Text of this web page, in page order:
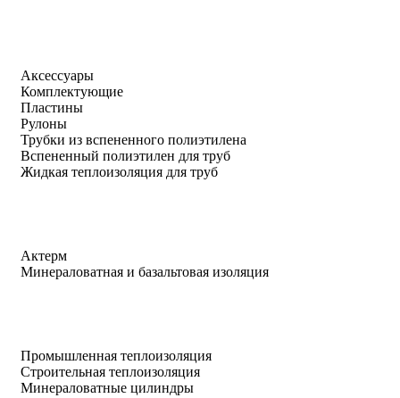
Аксессуары
Комплектующие
Пластины
Рулоны
Трубки из вспененного полиэтилена
Вспененный полиэтилен для труб
Жидкая теплоизоляция для труб
Актерм
Минераловатная и базальтовая изоляция
Промышленная теплоизоляция
Строительная теплоизоляция
Минераловатные цилиндры